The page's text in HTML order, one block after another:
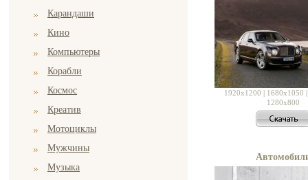
Карандаши
Кино
Компьютеры
Корабли
Космос
Креатив
Мотоциклы
Мужчины
Музыка
1920x1200 | 1680x1050
1280x800